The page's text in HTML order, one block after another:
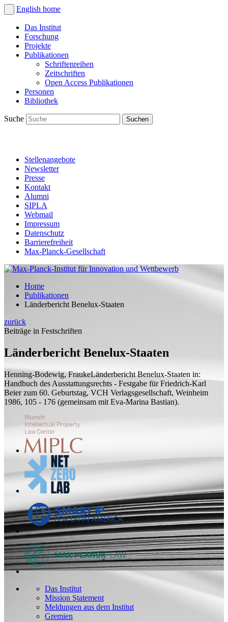
English home
Das Institut
Forschung
Projekte
Publikationen
Schriftenreihen
Zeitschriften
Open Access Publikationen
Personen
Bibliothek
Suche
Stellenangebote
Newsletter
Presse
Kontakt
Alumni
SIPLA
Webmail
Impressum
Datenschutz
Barrierefreiheit
Max-Planck-Gesellschaft
Home
Publikationen
Länderbericht Benelux-Staaten
zurück
Beiträge in Festschriften
Länderbericht Benelux-Staaten
Henning-Bodewig, FraukeLänderbericht Benelux-Staaten in:
Handbuch des Ausstattungsrechts - Festgabe für Friedrich-Karl
Beier zum 60. Geburtstag, VCH Verlagsgesellschaft, Weinheim
1986, 105 - 176 (gemeinsam mit Eva-Marina Bastian).
Das Institut
Mission Statement
Meldungen aus dem Institut
Gremien